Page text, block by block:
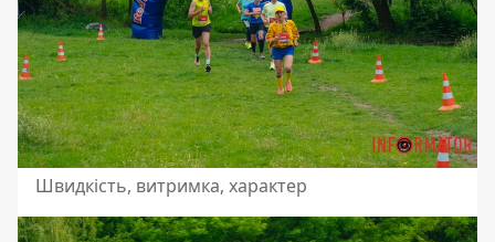
Швидкість, витримка, характер